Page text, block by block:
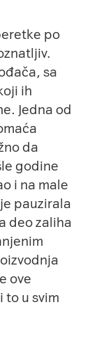
po
sa
ih
Jedna od
da
godine
i na male
pauzirala
deo zaliha
ove
to u svim